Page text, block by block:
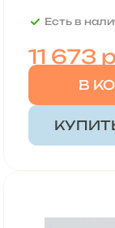
Есть в
11 673
В